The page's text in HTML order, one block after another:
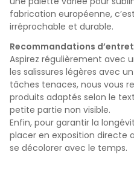
fabrication européenne,
irréprochable et durable.
Recommandations
Aspirez régulièrement avec
les salissures légères avec
tâches tenaces, nous vous
produits adaptés selon le
petite partie non visible.
Enfin, pour garantir la
placer en exposition directe
se décolorer avec le temps.